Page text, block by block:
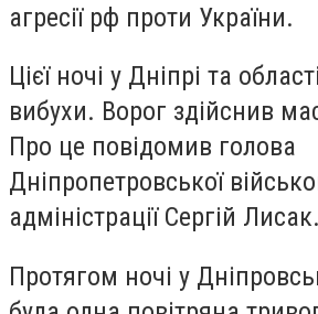
агресії рф проти України.
Цієї ночі у Дніпрі та
вибухи. Ворог здійснив
Про це повідомив голова
Дніпропетровської
адміністрації Сергій Лисак.
Протягом ночі у